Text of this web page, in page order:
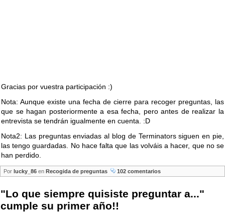
Gracias por vuestra participación :)
Nota: Aunque existe una fecha de cierre para recoger preguntas, las
que se hagan posteriormente a esa fecha, pero antes de realizar la
entrevista se tendrán igualmente en cuenta. :D
Nota2: Las preguntas enviadas al blog de Terminators siguen en pie,
las tengo guardadas. No hace falta que las volváis a hacer, que no se
han perdido.
Por lucky_86 en Recogida de preguntas 102 comentarios
"Lo que siempre quisiste preguntar a..."
cumple su primer año!!